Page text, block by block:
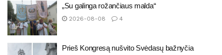
„Su galinga rožančiaus malda“
2026-08-08 4
Prieš Kongresą nušvito Svėdasų bažnyčia